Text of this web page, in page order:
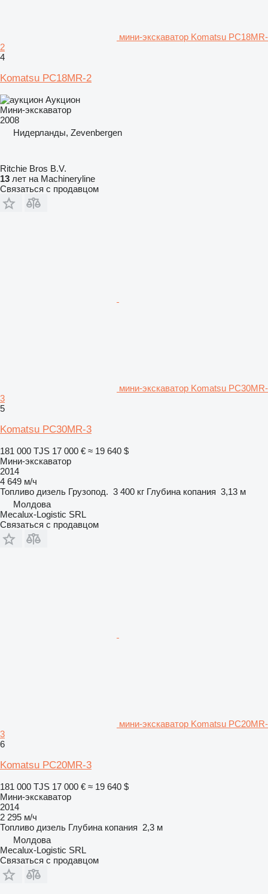
мини-экскаватор Komatsu PC18MR-
2
4
Komatsu PC18MR-2
Аукцион
Мини-экскаватор
2008
Нидерланды, Zevenbergen
Ritchie Bros B.V.
13 лет на Machineryline
Связаться с продавцом
мини-экскаватор Komatsu PC30MR-
3
5
Komatsu PC30MR-3
181 000 TJS 17 000 € ≈ 19 640 $
Мини-экскаватор
2014
4 649 м/ч
Топливо дизель Грузопод. 3 400 кг Глубина копания 3,13 м
Молдова
Mecalux-Logistic SRL
Связаться с продавцом
мини-экскаватор Komatsu PC20MR-
3
6
Komatsu PC20MR-3
181 000 TJS 17 000 € ≈ 19 640 $
Мини-экскаватор
2014
2 295 м/ч
Топливо дизель Глубина копания 2,3 м
Молдова
Mecalux-Logistic SRL
Связаться с продавцом